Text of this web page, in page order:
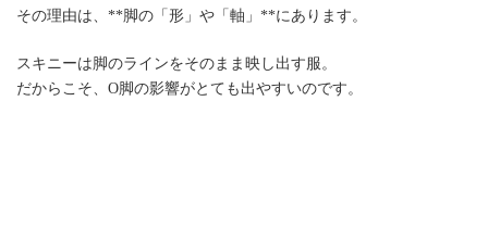
その理由は、**脚の「形」や「軸」**にあります。
スキニーは脚のラインをそのまま映し出す服。
だからこそ、O脚の影響がとても出やすいのです。